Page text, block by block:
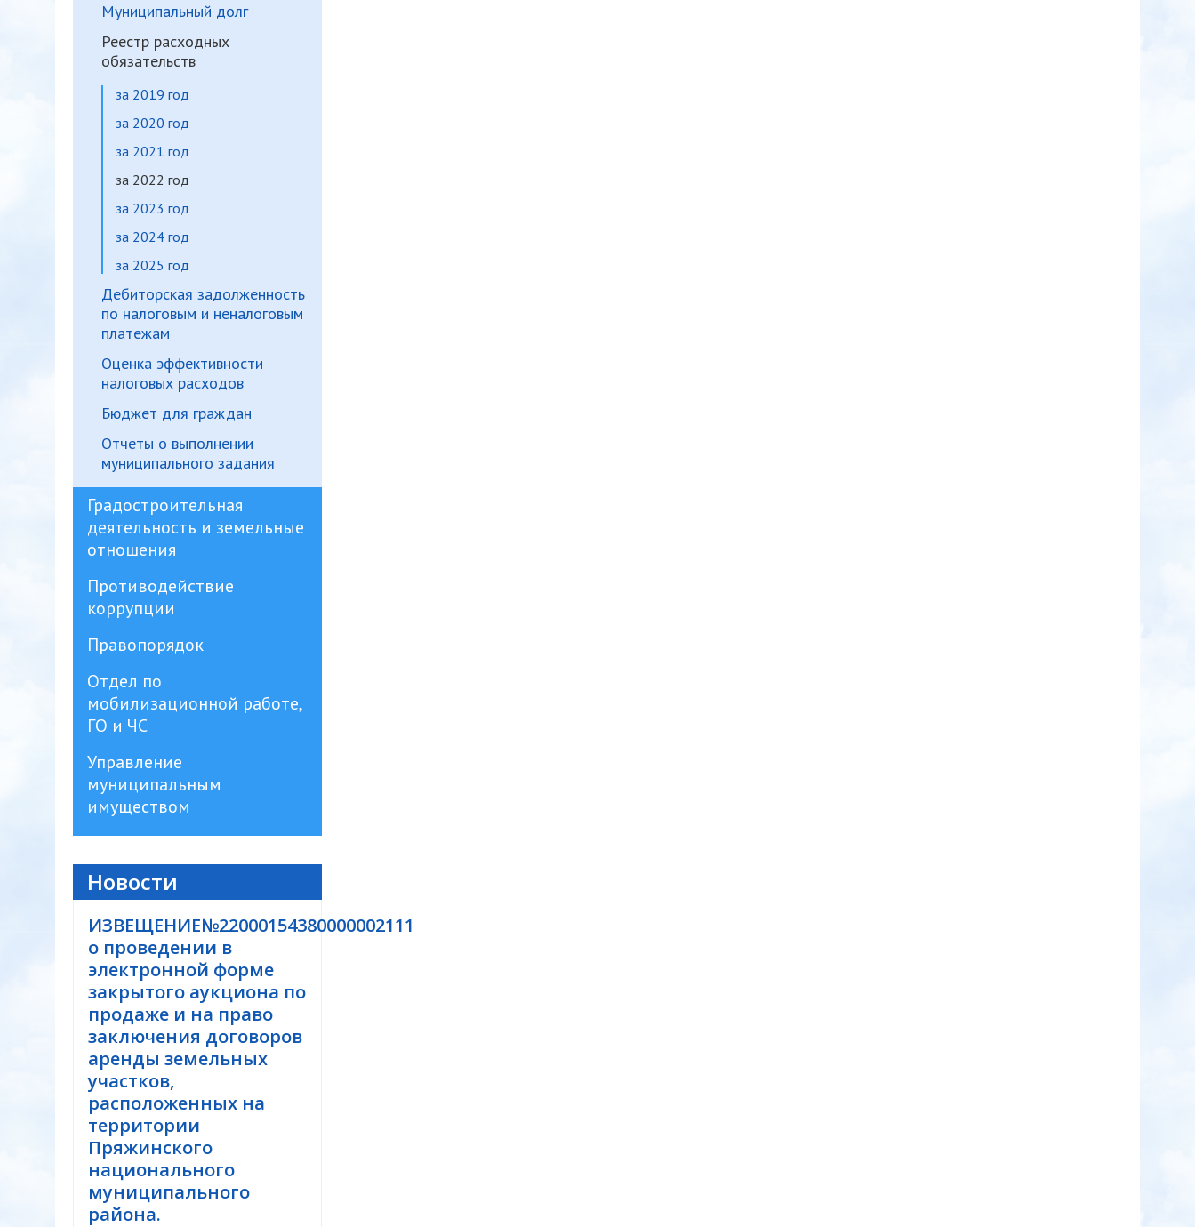
Муниципальный долг
Реестр расходных
обязательств
за 2019 год
за 2020 год
за 2021 год
за 2022 год
за 2023 год
за 2024 год
за 2025 год
Дебиторская задолженность
по налоговым и неналоговым
платежам
Оценка эффективности
налоговых расходов
Бюджет для граждан
Отчеты о выполнении
муниципального задания
Градостроительная
деятельность и земельные
отношения
Противодействие
коррупции
Правопорядок
Отдел по
мобилизационной работе,
ГО и ЧС
Управление
муниципальным
имуществом
Новости
ИЗВЕЩЕНИЕ№22000154380000002111
о проведении в
электронной форме
закрытого аукциона по
продаже и на право
заключения договоров
аренды земельных
участков,
расположенных на
территории
Пряжинского
национального
муниципального
района.